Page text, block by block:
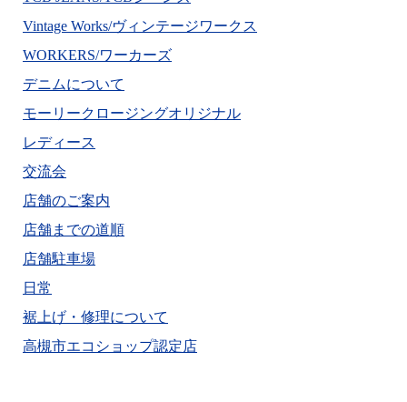
Vintage Works/ヴィンテージワークス
WORKERS/ワーカーズ
デニムについて
モーリークロージングオリジナル
レディース
交流会
店舗のご案内
店舗までの道順
店舗駐車場
日常
裾上げ・修理について
高槻市エコショップ認定店